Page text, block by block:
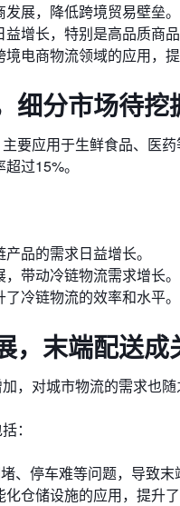
展，降低跨境贸易壁垒。
增长，特别是高品质商品
电商物流领域的应用，
细分市场待挖
要应用于生鲜食品、医
过15%。
品的需求日益增长。
带动冷链物流需求增长。
冷链物流的效率和水平。
，末端配送成
，对城市物流的需求也随
：
、停车难等问题，导致末
仓储设施的应用，提升了